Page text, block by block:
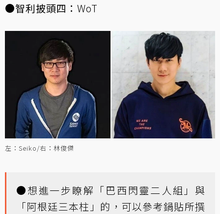
●智利披頭四： WoT
左：Seiko/右：林俊傑
●想進一步瞭解「巴西閃靈二人組」與
「阿根廷三本柱」的，可以參考鍋貼所撰